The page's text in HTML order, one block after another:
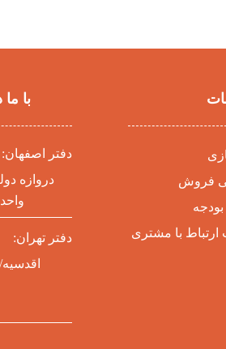
فروش
با مشتری
با
دفتر اصفهان:
واحد 1 - تلفن:۰۳۱۹۱۰۰۲۴۳۲
دفتر تهران: